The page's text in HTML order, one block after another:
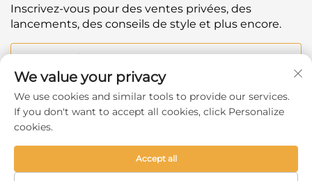
Inscrivez-vous pour des ventes privées, des
lancements, des conseils de style et plus encore.
Votre Email
Subscribe
We value your privacy
We use cookies and similar tools to provide our services.
If you don't want to accept all cookies, click Personalize
cookies.
Accept all